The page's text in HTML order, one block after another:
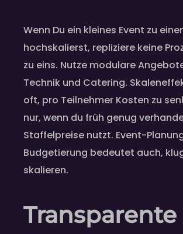
Wenn Du ein kleines Event zu
hochskalierst, repliziere keine
zu eins. Nutze modulare
Technik und Catering.
oft, pro Teilnehmer Kosten zu
nur, wenn du früh genug
Staffelpreise nutzt. Event-
Budgetierung bedeutet auch,
skalieren.
Transparente